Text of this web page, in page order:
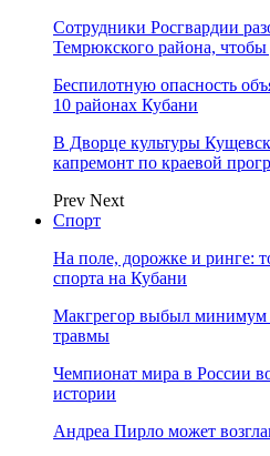
Сотрудники Росгвардии
Темрюкского района,
Беспилотную опасность
10 районах Кубани
В Дворце культуры
капремонт по краевой
Prev Next
Спорт
На поле, дорожке и ринге:
спорта на Кубани
Макгрегор выбыл минимум
травмы
Чемпионат мира в России
истории
Андреа Пирло может